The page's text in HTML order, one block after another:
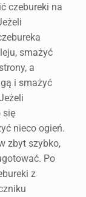
czebureki na
smażyć
a
i smażyć
się
nieco ogień.
zbyt szybko,
Po
z